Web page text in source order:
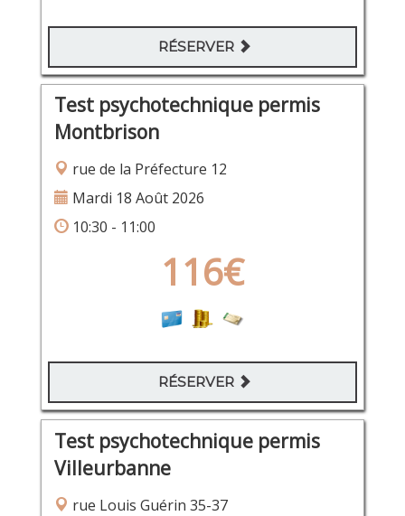
RÉSERVER
Test psychotechnique permis
Montbrison
rue de la Préfecture 12
Mardi 18 Août 2026
10:30 - 11:00
116€
RÉSERVER
Test psychotechnique permis
Villeurbanne
rue Louis Guérin 35-37